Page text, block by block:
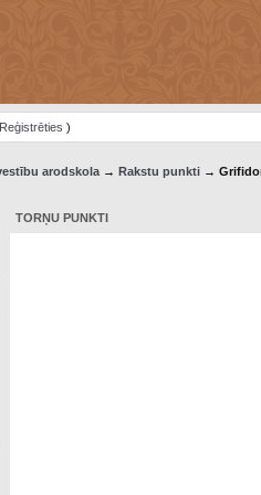
Reģistrēties )
arodskola→ Rakstu punkti→
TORŅU PUNKTI